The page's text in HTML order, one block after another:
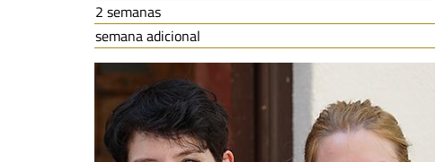
2 semanas
semana adicional